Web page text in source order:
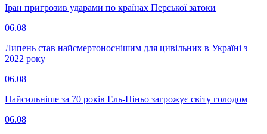
Іран пригрозив ударами по країнах Перської затоки
06.08
Липень став найсмертоноснішим для цивільних в Україні з
2022 року
06.08
Найсильніше за 70 років Ель-Ніньо загрожує світу голодом
06.08